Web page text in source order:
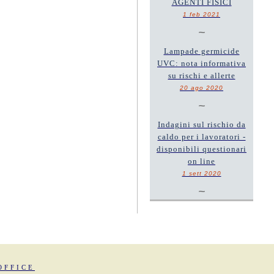
AGENTI FISICI
1 feb 2021
~
Lampade germicide
UVC: nota informativa
su rischi e allerte
20 ago 2020
~
Indagini sul rischio da
caldo per i lavoratori -
disponibili questionari
on line
1 sett 2020
~